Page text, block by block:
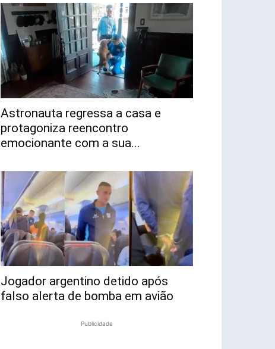
Astronauta regressa a casa e
protagoniza reencontro
emocionante com a sua...
Jogador argentino detido após
falso alerta de bomba em avião
Publicidade